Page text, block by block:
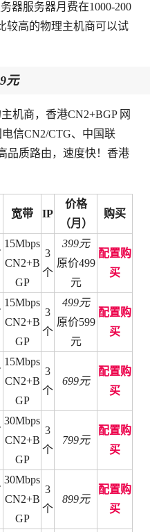
器服务器月费在1000-200
较高的物理主机商可以试
元
机商，香港CN2+BGP 网
电信CN2/CTG、中国联
品质路由，速度快！香港
宽带 IP
价格
（月）
购买
15Mbps
CN2+B
GP
3
个
399元
原价499
元
配置购
买
15Mbps
CN2+B
GP
3
个
499元
原价599
元
配置购
买
15Mbps
CN2+B
GP
3
个
699元
配置购
买
30Mbps
CN2+B
GP
3
个
799元
配置购
买
30Mbps
CN2+B
GP
3
个
899元
配置购
买